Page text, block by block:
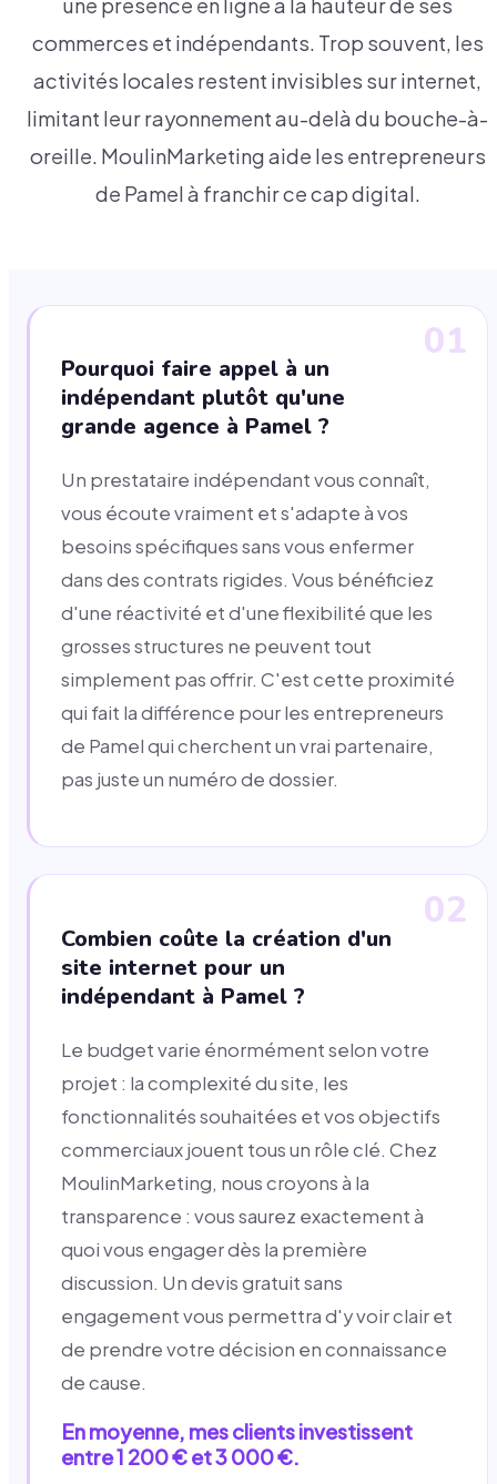
une présence en ligne à la hauteur de ses
commerces et indépendants. Trop souvent, les
activités locales restent invisibles sur internet,
limitant leur rayonnement au-delà du bouche-à-
oreille. MoulinMarketing aide les entrepreneurs
de Pamel à franchir ce cap digital.
01
Pourquoi faire appel à un
indépendant plutôt qu'une
grande agence à Pamel ?
Un prestataire indépendant vous connaît,
vous écoute vraiment et s'adapte à vos
besoins spécifiques sans vous enfermer
dans des contrats rigides. Vous bénéficiez
d'une réactivité et d'une flexibilité que les
grosses structures ne peuvent tout
simplement pas offrir. C'est cette proximité
qui fait la différence pour les entrepreneurs
de Pamel qui cherchent un vrai partenaire,
pas juste un numéro de dossier.
02
Combien coûte la création d'un
site internet pour un
indépendant à Pamel ?
Le budget varie énormément selon votre
projet : la complexité du site, les
fonctionnalités souhaitées et vos objectifs
commerciaux jouent tous un rôle clé. Chez
MoulinMarketing, nous croyons à la
transparence : vous saurez exactement à
quoi vous engager dès la première
discussion. Un devis gratuit sans
engagement vous permettra d'y voir clair et
de prendre votre décision en connaissance
de cause.
En moyenne, mes clients investissent
entre 1 200 € et 3 000 €.